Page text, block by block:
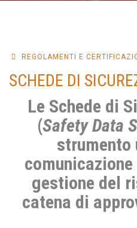
REGOLAMENTI E
SCHEDE DI
Le Schede di
(Safety Data
gestione del
catena di